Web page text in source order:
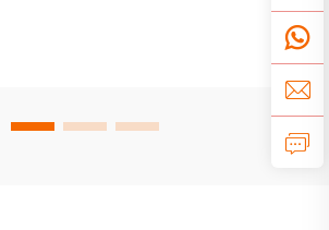
y eficiencia de espacio. Obtenga